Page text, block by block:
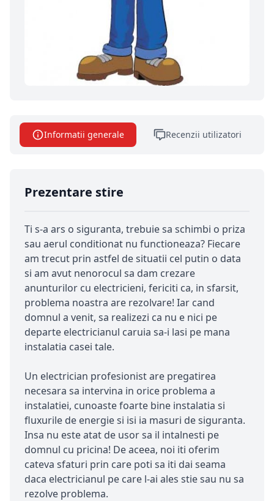
Informatii generale Recenzii utilizatori
Prezentare stire
Ti s-a ars o siguranta, trebuie sa schimbi o priza
sau aerul conditionat nu functioneaza? Fiecare
am trecut prin astfel de situatii cel putin o data
si am avut nenorocul sa dam crezare
anunturilor cu electricieni, fericiti ca, in sfarsit,
problema noastra are rezolvare! Iar cand
domnul a venit, sa realizezi ca nu e nici pe
departe electricianul caruia sa-i lasi pe mana
instalatia casei tale.
Un electrician profesionist are pregatirea
necesara sa intervina in orice problema a
instalatiei, cunoaste foarte bine instalatia si
fluxurile de energie si isi ia masuri de siguranta.
Insa nu este atat de usor sa il intalnesti pe
domnul cu pricina! De aceea, noi iti oferim
cateva sfaturi prin care poti sa iti dai seama
daca electricianul pe care l-ai ales stie sau nu sa
rezolve problema.